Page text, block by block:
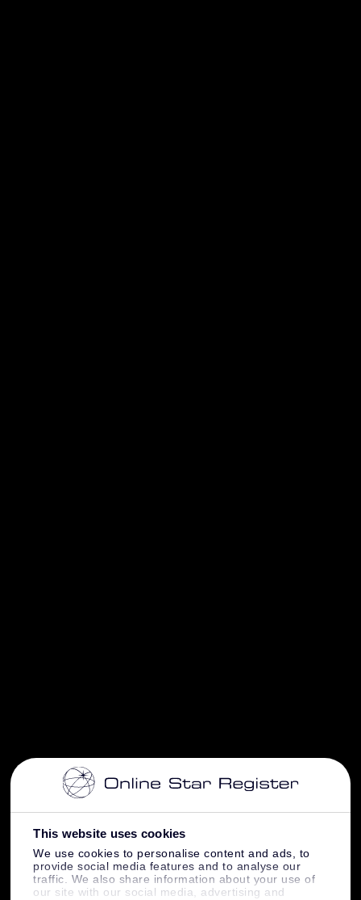
This website uses cookies
We use cookies to personalise content and ads, to
provide social media features and to analyse our
traffic. We also share information about your use of
our site with our social media, advertising and